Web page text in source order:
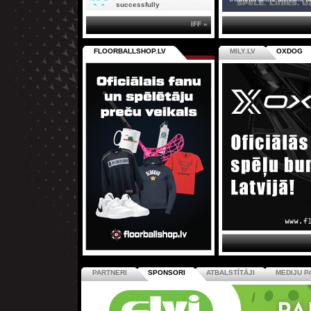
MILY.LV OXDOG
successfully
IFF »
FLOORBALLSHOP.LV
PARTNERI SPONSORI ATBALSTĪTĀJI MEDIJU